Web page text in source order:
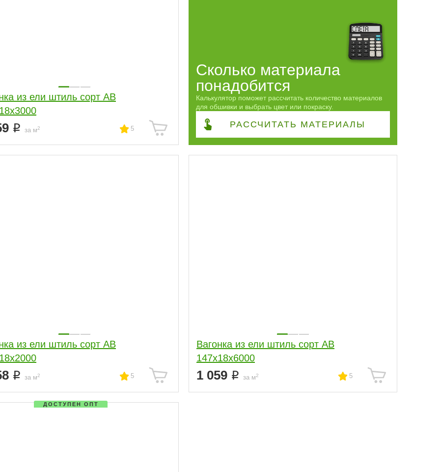
из ели штиль сорт АВ
за м2 5
Сколько материала
понадобится
Калькулятор поможет рассчитать количество материалов
для обшивки и выбрать цвет или покраску.
РАССЧИТАТЬ МАТЕРИАЛЫ
из ели штиль сорт АВ
за м2 5
Вагонка из ели штиль сорт АВ
147x18x6000
1 059 за м2 5